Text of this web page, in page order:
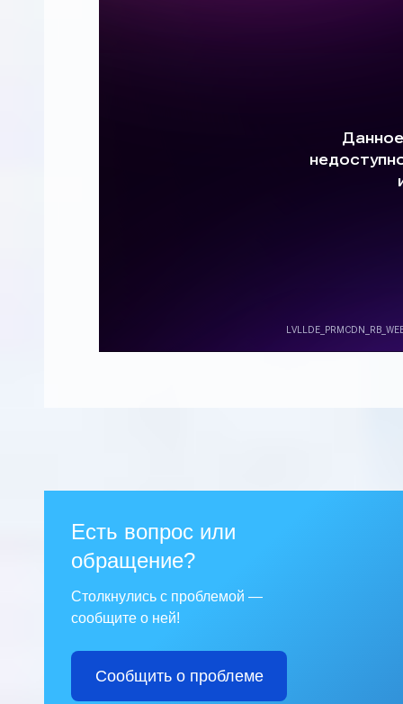
Есть вопрос или
обращение?
Столкнулись с проблемой —
сообщите о ней!
Сообщить о проблеме